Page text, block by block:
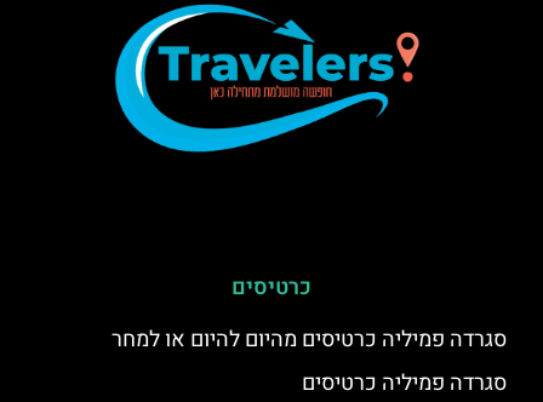
כרטיסים
סגרדה פמיליה כרטיסים מהיום להיום או למחר
סגרדה פמיליה כרטיסים